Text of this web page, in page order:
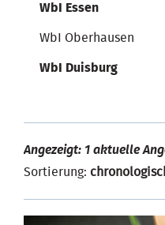
WbI Essen
WbI Oberhausen
WbI Duisburg
Angezeigt: 1 aktuelle
Sortierung: